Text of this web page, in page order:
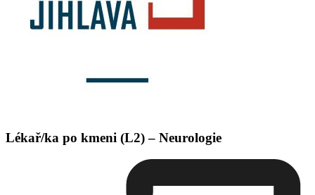
Lékař/ka po kmeni (L2) – Neurologie